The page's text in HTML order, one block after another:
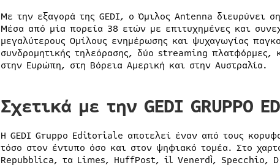
Με την εξαγορά της GEDI, ο Όμιλος Antenna διευρύνει
Μέσα από μία πορεία 38 ετών με επιτυχημένες και
μεγαλύτερους Ομίλους ενημέρωσης και ψυχαγωγίας
συνδρομητικής τηλεόρασης, δύο streaming πλατφόρμες,
στην Ευρώπη, στη Βόρεια Αμερική και στην Αυστραλία.
Σχετικά με την GEDI GRUPPO
Η GEDI Gruppo Editoriale αποτελεί έναν από τους
τόσο στον έντυπο όσο και στον ψηφιακό τομέα. Στο
Repubblica, τα Limes, HuffPost, il Venerdì, Specchio,